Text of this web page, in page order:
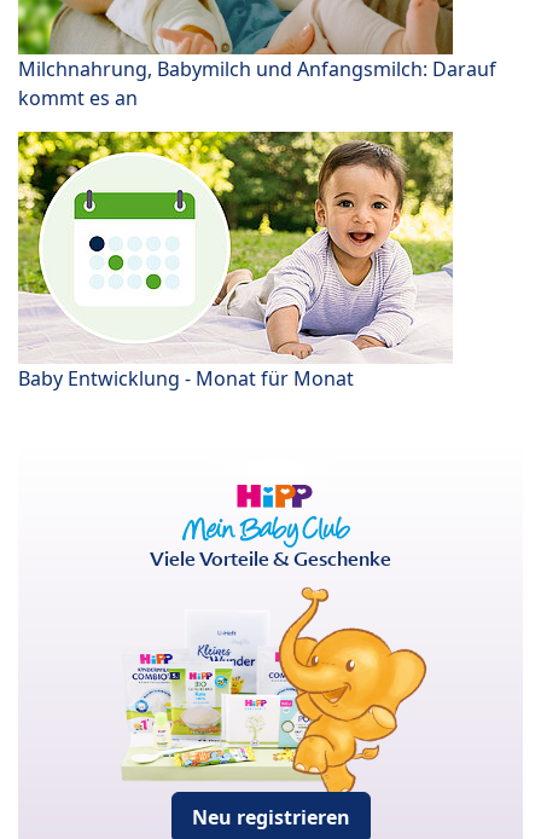
Milchnahrung, Babymilch und Anfangsmilch: Darauf
kommt es an
Baby Entwicklung - Monat für Monat
Viele Vorteile & Geschenke
Neu registrieren